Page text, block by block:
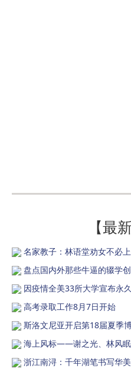
【最
名家教子：林语堂劝女不必
盘点国内外那些牛逼的辍学
因疫情全美33所大学宣布永
高考录取工作8月7日开始
斯洛文尼亚开启第18届夏季
海上风标——谢之光、林风
浙江南浔：千年湖笔书写华